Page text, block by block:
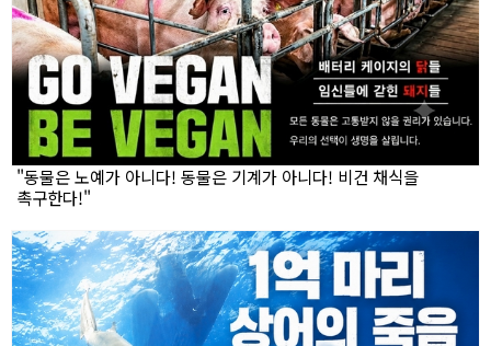
"동물은 노예가 아니다! 동물은 기계가 아니다! 비건 채식을
촉구한다!"